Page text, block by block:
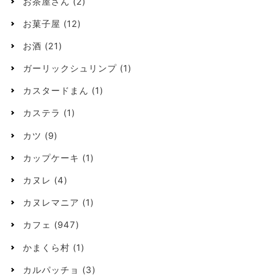
お菓子屋 (12)
お酒 (21)
ガーリックシュリンプ (1)
カスタードまん (1)
カステラ (1)
カツ (9)
カップケーキ (1)
カヌレ (4)
カヌレマニア (1)
カフェ (947)
かまくら村 (1)
カルパッチョ (3)